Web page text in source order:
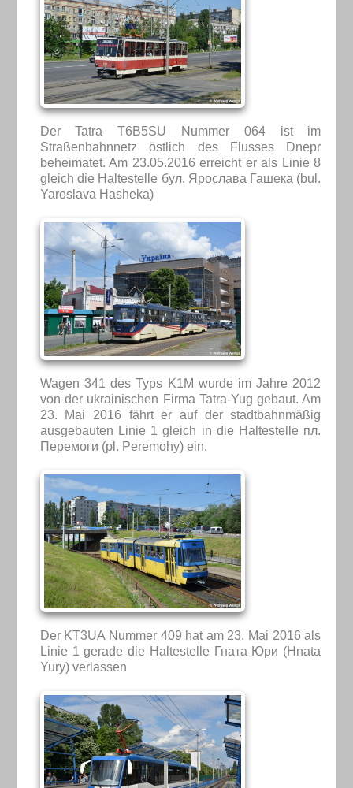
Der Tatra T6B5SU Nummer 064 ist im
Straßenbahnnetz östlich des Flusses Dnepr
beheimatet. Am 23.05.2016 erreicht er als Linie 8
gleich die Haltestelle бул. Ярослава Гашека (bul.
Yaroslava Hasheka)
Wagen 341 des Typs K1M wurde im Jahre 2012
von der ukrainischen Firma Tatra-Yug gebaut. Am
23. Mai 2016 fährt er auf der stadtbahnmäßig
ausgebauten Linie 1 gleich in die Haltestelle пл.
Перемоги (pl. Peremohy) ein.
Der KT3UA Nummer 409 hat am 23. Mai 2016 als
Linie 1 gerade die Haltestelle Гната Юри (Hnata
Yury) verlassen